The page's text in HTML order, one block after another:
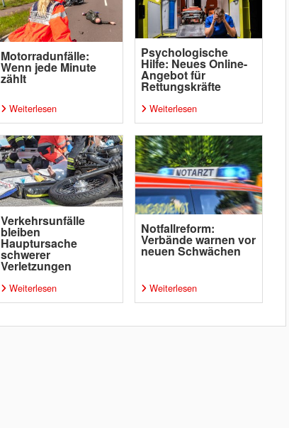
Motorradunfälle:
Wenn jede Minute
zählt
Weiterlesen
Psychologische
Hilfe: Neues Online-
Angebot für
Rettungskräfte
Weiterlesen
Verkehrsunfälle
bleiben
Hauptursache
schwerer
Verletzungen
Weiterlesen
Notfallreform:
Verbände warnen vor
neuen Schwächen
Weiterlesen